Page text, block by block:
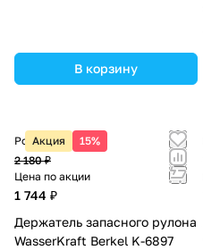
В корзину
Акция 15%
Розничная цена
2 180 ₽
Цена по акции
1 744 ₽
Держатель запасного рулона
WasserKraft Berkel K-6897